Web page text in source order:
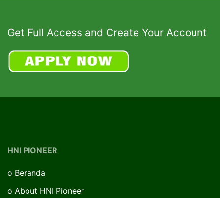
Get Full Access and Create Your Account
HNI PIONEER
o Beranda
o About HNI Pioneer